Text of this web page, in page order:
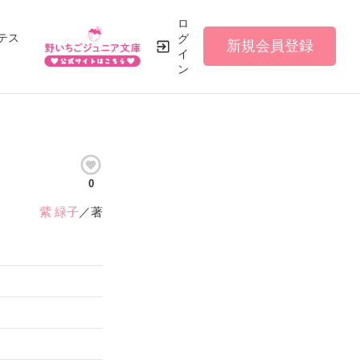
ス
ロ
グ
イ
ン
新規会員登録
0
紫 緑子 ／著